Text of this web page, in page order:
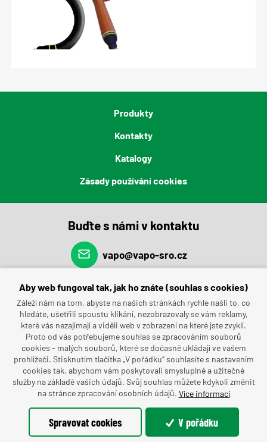
Produkty
Kontakty
Katalogy
Zásady používání cookies
Buďte s námi v kontaktu
vapo@vapo-sro.cz
(+420) 491 462 696
© Oficiální stránky VAPO s.r.o.
©dmpCMS
Aby web fungoval tak, jak ho znáte (souhlas s cookies)
Záleží nám na tom, abyste na našich stránkách rychle našli to, co
hledáte, ušetřili spoustu klikání, nezobrazovaly se vám reklamy,
které vás nezajímají a viděli web v zobrazení na které jste zvyklí.
Proto od vás potřebujeme souhlas se zpracováním souborů
cookies - malých souborů, které se dočasně ukládají ve vašem
prohlížeči. Stisknutím tlačítka „V pořádku“ souhlasíte s nastavením
cookies tak, abychom vám poskytovali smysluplné a užitečné
služby na základě vašich údajů. Svůj souhlas můžete kdykoli změnit
na stránce zpracování osobních údajů. Více informací
Spravovat cookies V pořádku